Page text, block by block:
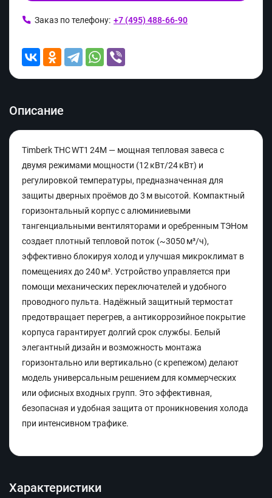
Заказ по телефону: +7 (495) 488-66-90
Описание
Timberk THC WT1 24M — мощная тепловая завеса с
двумя режимами мощности (12 кВт/24 кВт) и
регулировкой температуры, предназначенная для
защиты дверных проёмов до 3 м высотой. Компактный
горизонтальный корпус с алюминиевыми
тангенциальными вентиляторами и оребренным ТЭНом
создает плотный тепловой поток (~3050 м³/ч),
эффективно блокируя холод и улучшая микроклимат в
помещениях до 240 м². Устройство управляется при
помощи механических переключателей и удобного
проводного пульта. Надёжный защитный термостат
предотвращает перегрев, а антикоррозийное покрытие
корпуса гарантирует долгий срок службы. Белый
элегантный дизайн и возможность монтажа
горизонтально или вертикально (с крепежом) делают
модель универсальным решением для коммерческих
или офисных входных групп. Это эффективная,
безопасная и удобная защита от проникновения холода
при интенсивном трафике.
Характеристики